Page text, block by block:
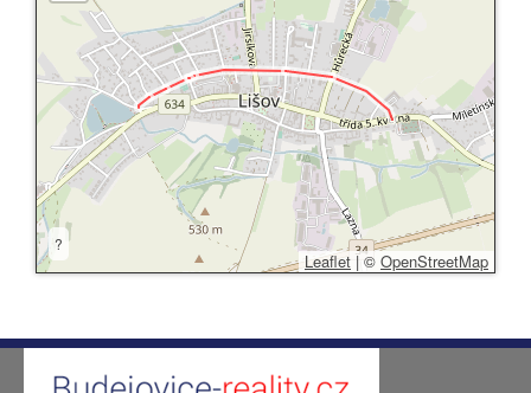
?
Leaflet |© OpenStreetMap